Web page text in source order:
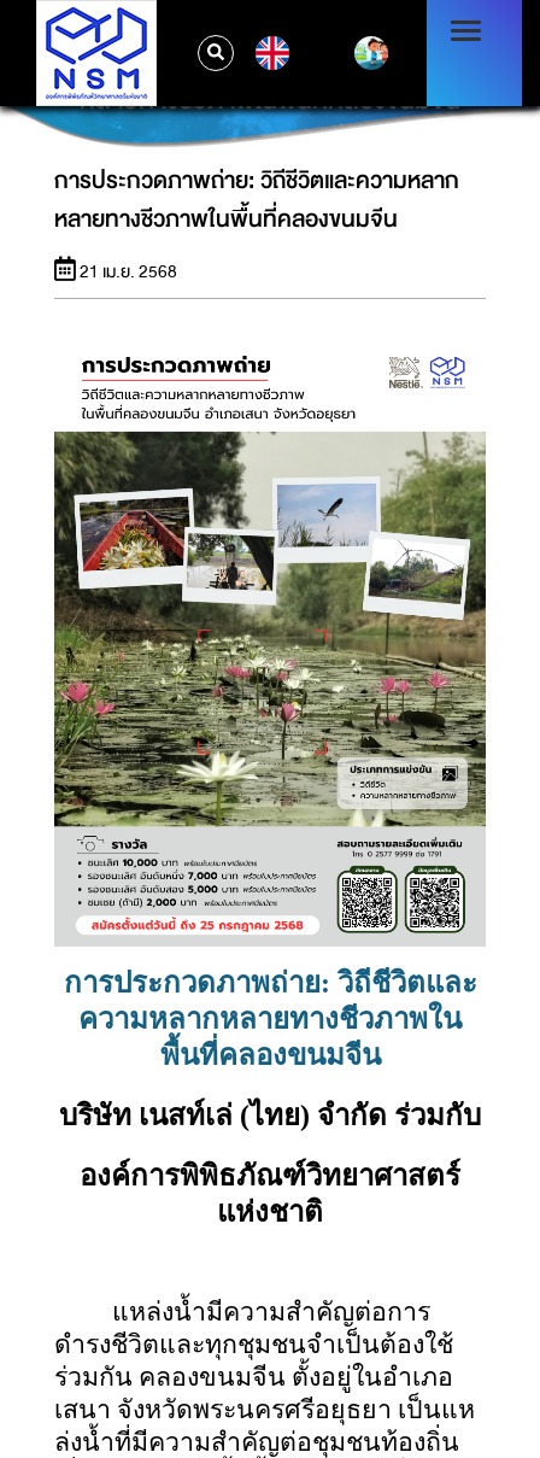
การประกวดภาพถ่าย: วิถีชีวิตและความหลาก
หลายทางชีวภาพในพื้นที่คลองขนมจีน
การประกวดภาพถ่าย: วิถีชีวิตและความหลาก
หลายทางชีวภาพในพื้นที่คลองขนมจีน
21 เม.ย. 2568
การประกวดภาพถ่าย: วิถีชีวิตและ
ความหลากหลายทางชีวภาพใน
พื้นที่คลองขนมจีน
บริษัท เนสท์เล่ (ไทย) จำกัด ร่วมกับ
องค์การพิพิธภัณฑ์วิทยาศาสตร์
แห่งชาติ
แหล่งนํ้ามีความสำคัญต่อการ
ดำรงชีวิตและทุกชุมชนจำเป็นต้องใช้
ร่วมกัน คลองขนมจีน ตั้งอยู่ในอำเภอ
เสนา จังหวัดพระนครศรีอยุธยา เป็นแห
ล่งนํ้าที่มีความสำคัญต่อชุมชนท้องถิ่น